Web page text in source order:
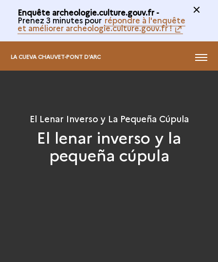
Enquête archeologie.culture.gouv.fr -
Prenez 3 minutes pour répondre à l'enquête
et améliorer archeologie.culture.gouv.fr !
LA CUEVA CHAUVET-PONT D'ARC MENÚ
El Lenar Inverso y La Pequeña Cúpula
El lenar inverso y la
pequeña cúpula